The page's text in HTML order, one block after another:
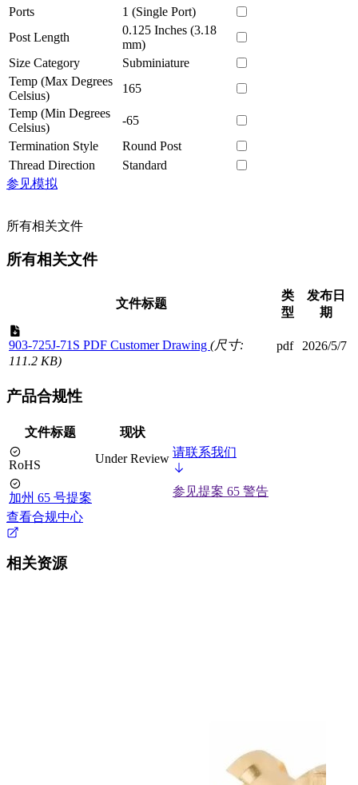
Ports
1 (Single Port)
Post Length
0.125 Inches (3.18
mm)
Size Category
Subminiature
Temp (Max Degrees
Celsius)
165
Temp (Min Degrees
Celsius)
-65
Termination Style
Round Post
Thread Direction
Standard
参见模拟
所有相关文件
所有相关文件
文件标题
类
型
发布日
期
903-725J-71S PDF Customer Drawing (尺寸:
111.2 KB)
pdf 2026/5/7
产品合规性
文件标题 现状
RoHS Under Review 请联系我们
加州 65 号提案
参见提案 65 警告
查看合规中心
相关资源